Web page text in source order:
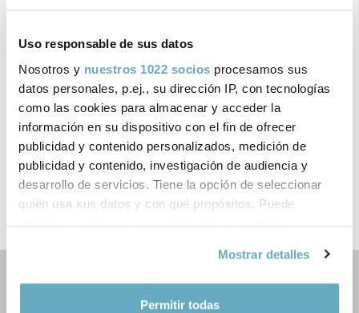
Uso responsable de sus datos
Nosotros y nuestros 1022 socios procesamos sus
datos personales, p.ej., su dirección IP, con tecnologías
como las cookies para almacenar y acceder la
información en su dispositivo con el fin de ofrecer
publicidad y contenido personalizados, medición de
publicidad y contenido, investigación de audiencia y
desarrollo de servicios. Tiene la opción de seleccionar
quién usa sus datos y con qué propósitos. Puede
cambiar o retirar su consentimiento en cualquier
Si lo permite, también quisiéramos:
Mostrar detalles
Permitir todas
Enlaces de interés
¡Quiero entenderte! - Lecturas 4-1-2025
Documentos relacionados
Nota de prensa